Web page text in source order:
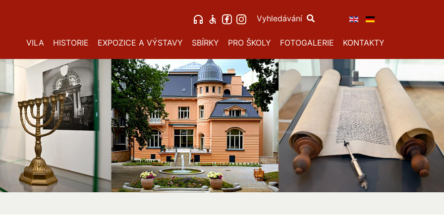
Vyhledávání
VILA HISTORIE EXPOZICE A VÝSTAVY SBÍRKY PRO ŠKOLY FOTOGALERIE KONTAKTY